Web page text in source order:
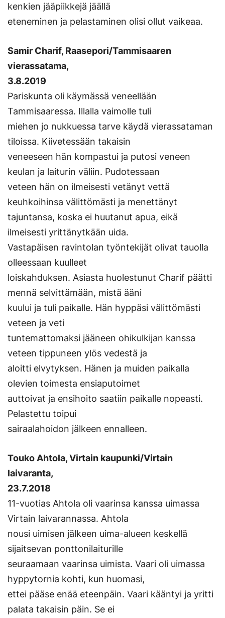
kenkien jääpiikkejä jäällä
eteneminen ja pelastaminen olisi ollut vaikeaa.
Samir Charif, Raasepori/Tammisaaren
vierassatama,
3.8.2019
Pariskunta oli käymässä veneellään
Tammisaaressa. Illalla vaimolle tuli
miehen jo nukkuessa tarve käydä vierassataman
tiloissa. Kiivetessään takaisin
veneeseen hän kompastui ja putosi veneen
keulan ja laiturin väliin. Pudotessaan
veteen hän on ilmeisesti vetänyt vettä
keuhkoihinsa välittömästi ja menettänyt
tajuntansa, koska ei huutanut apua, eikä
ilmeisesti yrittänytkään uida.
Vastapäisen ravintolan työntekijät olivat tauolla
olleessaan kuulleet
loiskahduksen. Asiasta huolestunut Charif päätti
mennä selvittämään, mistä ääni
kuului ja tuli paikalle. Hän hyppäsi välittömästi
veteen ja veti
tuntemattomaksi jääneen ohikulkijan kanssa
veteen tippuneen ylös vedestä ja
aloitti elvytyksen. Hänen ja muiden paikalla
olevien toimesta ensiaputoimet
auttoivat ja ensihoito saatiin paikalle nopeasti.
Pelastettu toipui
sairaalahoidon jälkeen ennalleen.
Touko Ahtola, Virtain kaupunki/Virtain
laivaranta,
23.7.2018
11-vuotias Ahtola oli vaarinsa kanssa uimassa
Virtain laivarannassa. Ahtola
nousi uimisen jälkeen uima-alueen keskellä
sijaitsevan ponttonilaiturille
seuraamaan vaarinsa uimista. Vaari oli uimassa
hyppytornia kohti, kun huomasi,
ettei pääse enää eteenpäin. Vaari kääntyi ja yritti
palata takaisin päin. Se ei